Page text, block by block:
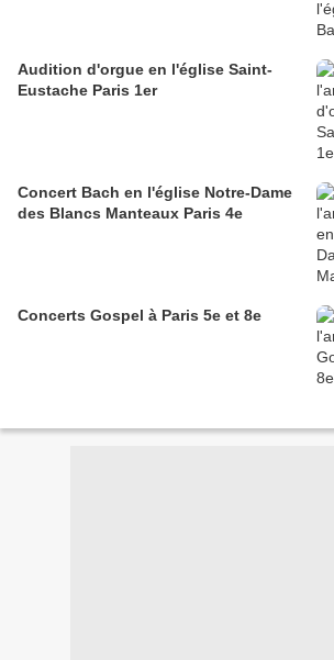
Audition d'orgue en l'église Saint-
Eustache Paris 1er
Concert Bach en l'église Notre-Dame
des Blancs Manteaux Paris 4e
Concerts Gospel à Paris 5e et 8e